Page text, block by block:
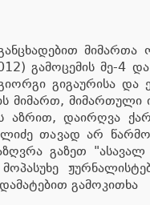
მიმართა
გამოცემის მე-4
გიგაურისა
მიმართ, მიმართული
აზრით, დაირღვა
თავად არ
გაზეთ
გამოკითხა